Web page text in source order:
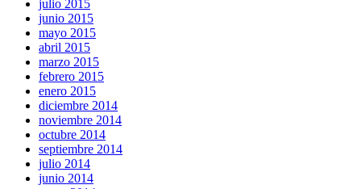
julio 2015
junio 2015
mayo 2015
abril 2015
marzo 2015
febrero 2015
enero 2015
diciembre 2014
noviembre 2014
octubre 2014
septiembre 2014
julio 2014
junio 2014